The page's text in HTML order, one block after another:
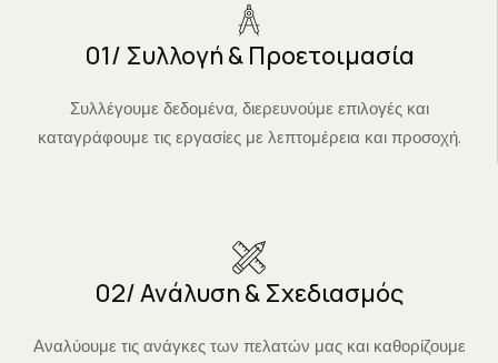
01/ Συλλογή & Προετοιμασία
Συλλέγουμε δεδομένα, διερευνούμε επιλογές και
καταγράφουμε τις εργασίες με λεπτομέρεια και προσοχή.
02/ Ανάλυση & Σχεδιασμός
Αναλύουμε τις ανάγκες των πελατών μας και καθορίζουμε